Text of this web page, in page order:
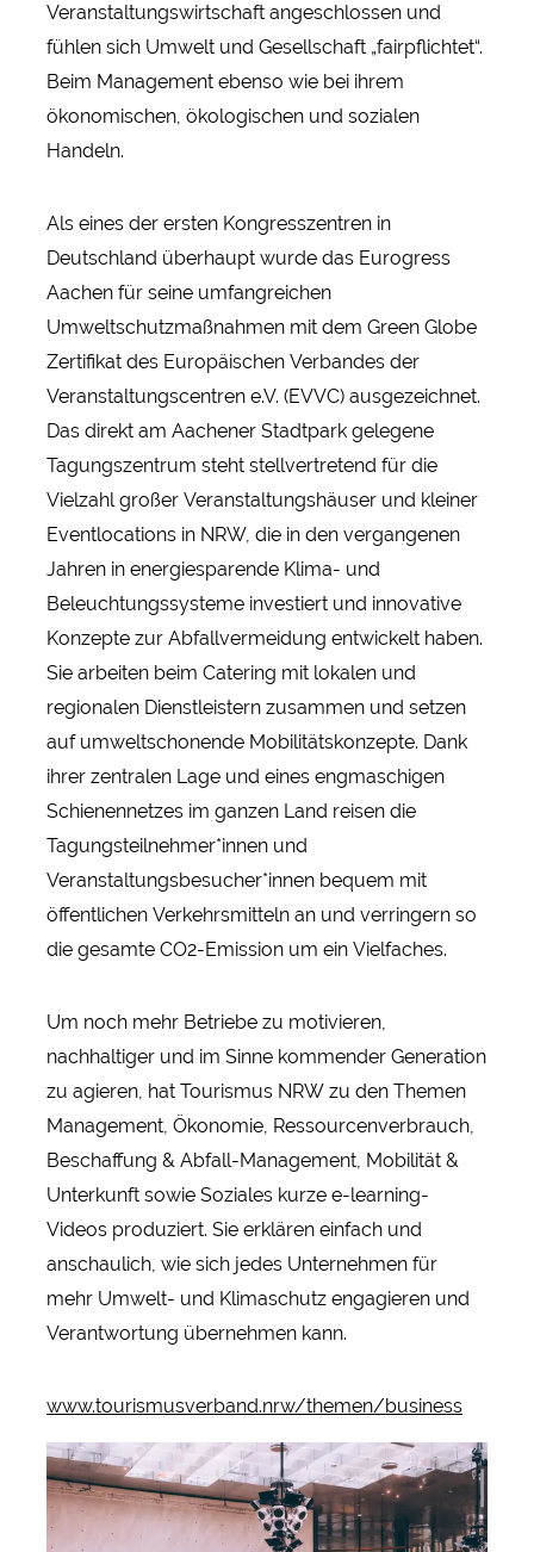
Veranstaltungswirtschaft angeschlossen und
fühlen sich Umwelt und Gesellschaft „fairpflichtet“.
Beim Management ebenso wie bei ihrem
ökonomischen, ökologischen und sozialen
Handeln.
Als eines der ersten Kongresszentren in
Deutschland überhaupt wurde das Eurogress
Aachen für seine umfangreichen
Umweltschutzmaßnahmen mit dem Green Globe
Zertifikat des Europäischen Verbandes der
Veranstaltungscentren e.V. (EVVC) ausgezeichnet.
Das direkt am Aachener Stadtpark gelegene
Tagungszentrum steht stellvertretend für die
Vielzahl großer Veranstaltungshäuser und kleiner
Eventlocations in NRW, die in den vergangenen
Jahren in energiesparende Klima- und
Beleuchtungssysteme investiert und innovative
Konzepte zur Abfallvermeidung entwickelt haben.
Sie arbeiten beim Catering mit lokalen und
regionalen Dienstleistern zusammen und setzen
auf umweltschonende Mobilitätskonzepte. Dank
ihrer zentralen Lage und eines engmaschigen
Schienennetzes im ganzen Land reisen die
Tagungsteilnehmer*innen und
Veranstaltungsbesucher*innen bequem mit
öffentlichen Verkehrsmitteln an und verringern so
die gesamte CO2-Emission um ein Vielfaches.
Um noch mehr Betriebe zu motivieren,
nachhaltiger und im Sinne kommender Generation
zu agieren, hat Tourismus NRW zu den Themen
Management, Ökonomie, Ressourcenverbrauch,
Beschaffung & Abfall-Management, Mobilität &
Unterkunft sowie Soziales kurze e-learning-
Videos produziert. Sie erklären einfach und
anschaulich, wie sich jedes Unternehmen für
mehr Umwelt- und Klimaschutz engagieren und
Verantwortung übernehmen kann.
www.tourismusverband.nrw/themen/business